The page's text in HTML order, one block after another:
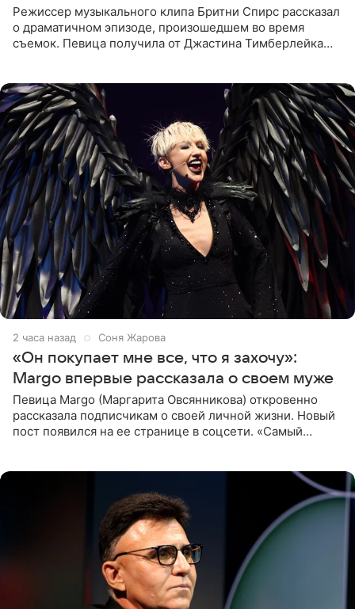
Режиссер музыкального клипа Бритни Спирс рассказал
о драматичном эпизоде, произошедшем во время
съемок. Певица получила от Джастина Тимберлейка
2 часа назад Соня Жарова
«Он покупает мне все, что я захочу»:
Margo впервые рассказала о своем муже
Певица Margo (Маргарита Овсянникова) откровенно
рассказала подписчикам о своей личной жизни. Новый
пост появился на ее странице в соцсети. «Самый